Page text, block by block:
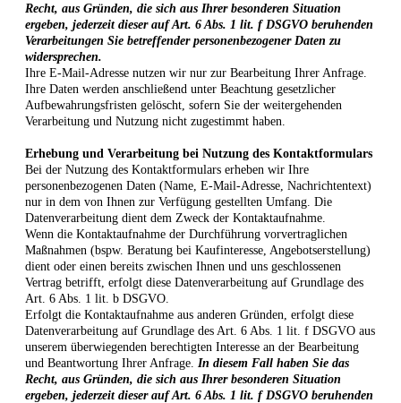
Recht, aus Gründen, die sich aus Ihrer besonderen Situation
ergeben, jederzeit dieser auf Art. 6 Abs. 1 lit. f DSGVO beruhenden
Verarbeitungen Sie betreffender personenbezogener Daten zu
widersprechen.
Ihre E-Mail-Adresse nutzen wir nur zur Bearbeitung Ihrer Anfrage.
Ihre Daten werden anschließend unter Beachtung gesetzlicher
Aufbewahrungsfristen gelöscht, sofern Sie der weitergehenden
Verarbeitung und Nutzung nicht zugestimmt haben.
Erhebung und Verarbeitung bei Nutzung des Kontaktformulars
Bei der Nutzung des Kontaktformulars erheben wir Ihre
personenbezogenen Daten (Name, E-Mail-Adresse, Nachrichtentext)
nur in dem von Ihnen zur Verfügung gestellten Umfang. Die
Datenverarbeitung dient dem Zweck der Kontaktaufnahme.
Wenn die Kontaktaufnahme der Durchführung vorvertraglichen
Maßnahmen (bspw. Beratung bei Kaufinteresse, Angebotserstellung)
dient oder einen bereits zwischen Ihnen und uns geschlossenen
Vertrag betrifft, erfolgt diese Datenverarbeitung auf Grundlage des
Art. 6 Abs. 1 lit. b DSGVO.
Erfolgt die Kontaktaufnahme aus anderen Gründen, erfolgt diese
Datenverarbeitung auf Grundlage des Art. 6 Abs. 1 lit. f DSGVO aus
unserem überwiegenden berechtigten Interesse an der Bearbeitung
und Beantwortung Ihrer Anfrage. In diesem Fall haben Sie das
Recht, aus Gründen, die sich aus Ihrer besonderen Situation
ergeben, jederzeit dieser auf Art. 6 Abs. 1 lit. f DSGVO beruhenden